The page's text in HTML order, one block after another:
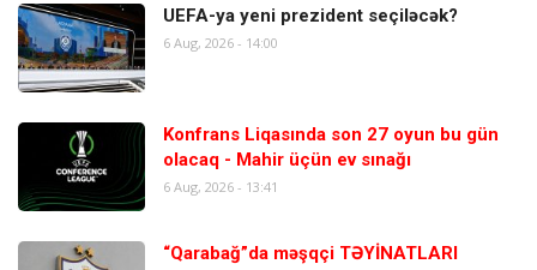
UEFA-ya yeni prezident seçiləcək?
6 Aug, 2026 - 14:00
Konfrans Liqasında son 27 oyun bu gün
olacaq - Mahir üçün ev sınağı
6 Aug, 2026 - 13:41
“Qarabağ”da məşqçi TƏYİNATLARI